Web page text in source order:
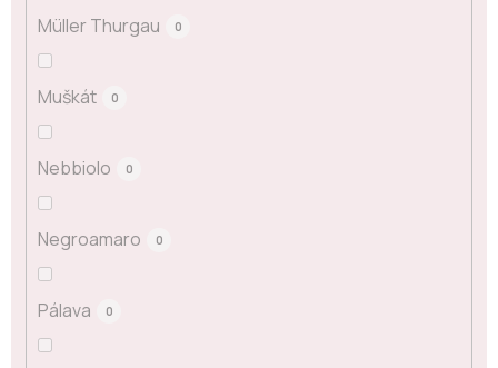
Müller Thurgau 0
Muškát 0
Nebbiolo 0
Negroamaro 0
Pálava 0